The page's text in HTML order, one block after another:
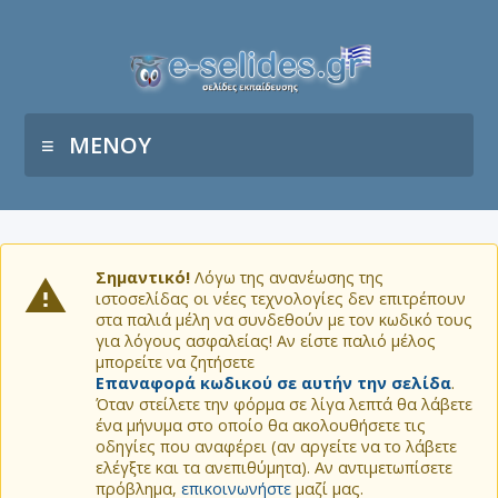
ΜΕΝΟΥ
Σημαντικό! Λόγω της ανανέωσης της
ιστοσελίδας οι νέες τεχνολογίες δεν επιτρέπουν
στα παλιά μέλη να συνδεθούν με τον κωδικό τους
για λόγους ασφαλείας! Αν είστε παλιό μέλος
μπορείτε να ζητήσετε
Επαναφορά κωδικού σε αυτήν την σελίδα.
Όταν στείλετε την φόρμα σε λίγα λεπτά θα λάβετε
ένα μήνυμα στο οποίο θα ακολουθήσετε τις
οδηγίες που αναφέρει (αν αργείτε να το λάβετε
ελέγξτε και τα ανεπιθύμητα). Αν αντιμετωπίσετε
πρόβλημα, επικοινωνήστε μαζί μας.